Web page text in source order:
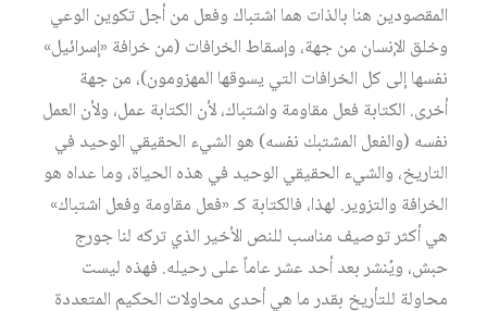
المقصودين هنا بالذات هما اشتباك وفعل من أجل تكوين الوعي
وخلق الإنسان من جهة، وإسقاط الخرافات (من خرافة «إسرائيل»
نفسها إلى كل الخرافات التي يسوقها المهزومون)، من جهة
أخرى. الكتابة فعل مقاومة واشتباك، لأن الكتابة عمل، ولأن العمل
نفسه (والفعل المشتبك نفسه) هو الشيء الحقيقي الوحيد في
التاريخ، والشيء الحقيقي الوحيد في هذه الحياة، وما عداه هو
الخرافة والتزوير. لهذا، فالكتابة كـ «فعل مقاومة وفعل اشتباك»
هي أكثر توصيف مناسب للنص الأخير الذي تركه لنا جورج
حبش، ويُنشر بعد أحد عشر عاماً على رحيله. فهذه ليست
محاولة للتأريخ بقدر ما هي أحدى محاولات الحكيم المتعددة